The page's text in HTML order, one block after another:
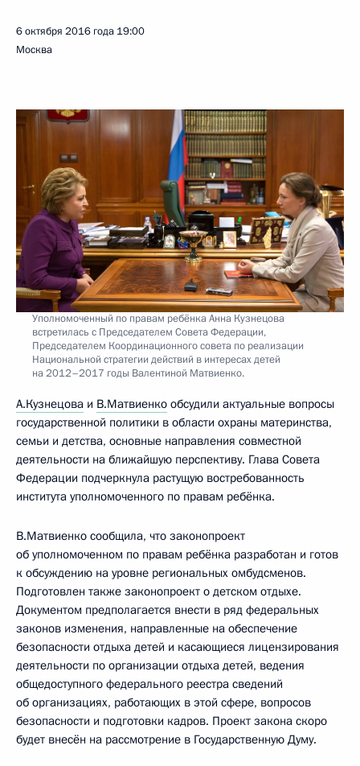
6 октября 2016 года 19:00
Москва
Уполномоченный по правам ребёнка Анна Кузнецова
встретилась с Председателем Совета Федерации,
Председателем Координационного совета по реализации
Национальной стратегии действий в интересах детей
на 2012–2017 годы Валентиной Матвиенко.
А.Кузнецова и В.Матвиенко обсудили актуальные вопросы
государственной политики в области охраны материнства,
семьи и детства, основные направления совместной
деятельности на ближайшую перспективу. Глава Совета
Федерации подчеркнула растущую востребованность
института уполномоченного по правам ребёнка.
В.Матвиенко сообщила, что законопроект
об уполномоченном по правам ребёнка разработан и готов
к обсуждению на уровне региональных омбудсменов.
Подготовлен также законопроект о детском отдыхе.
Документом предполагается внести в ряд федеральных
законов изменения, направленные на обеспечение
безопасности отдыха детей и касающиеся лицензирования
деятельности по организации отдыха детей, ведения
общедоступного федерального реестра сведений
об организациях, работающих в этой сфере, вопросов
безопасности и подготовки кадров. Проект закона скоро
будет внесён на рассмотрение в Государственную Думу.